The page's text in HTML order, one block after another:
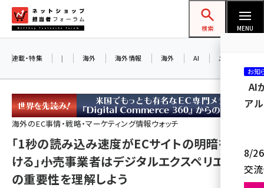
ン
ネットショップ担当者フォーラム
検索 MENU
yahoo (1898)
楽天 (1869)
連載・特集 | 海外 海外情報 海外 AI メタバース
海外のEC事情・戦略・マーケティング情報ウォッチ
「1秒の読み込み速度がECサイトの明暗を分
ける」――小売事業者はデジタルエクスペリエンス
の重要性を理解しよう
お知
AI
ア
8/26
交